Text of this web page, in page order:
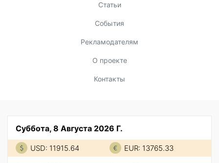
Статьи
События
Рекламодателям
О проекте
Контакты
Суббота, 8 Августа 2026 Г.
USD: 11915.64 EUR: 13765.33